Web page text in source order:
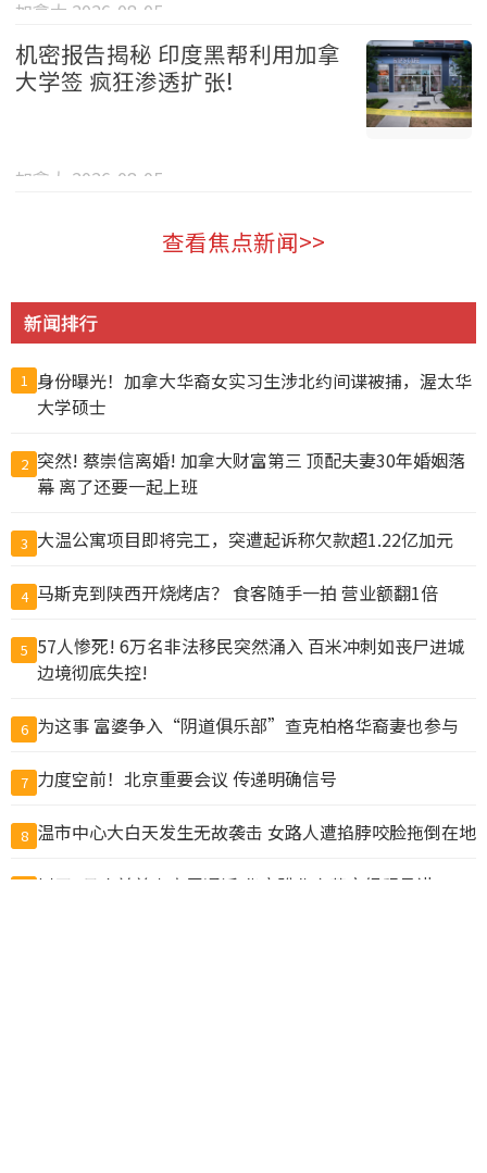
加拿大 2026-08-05
机密报告揭秘 印度黑帮利用加拿
大学签 疯狂渗透扩张!
加拿大 2026-08-05
查看焦点新闻>>
新闻排行
1 身份曝光！加拿大华裔女实习生涉北约间谍被捕，渥太华
大学硕士
2 突然! 蔡崇信离婚! 加拿大财富第三 顶配夫妻30年婚姻落
幕 离了还要一起上班
3 大温公寓项目即将完工，突遭起诉称欠款超1.22亿加元
4 马斯克到陕西开烧烤店？ 食客随手一拍 营业额翻1倍
5 57人惨死! 6万名非法移民突然涌入 百米冲刺如丧尸进城
边境彻底失控!
6 为这事 富婆争入“阴道俱乐部”查克柏格华裔妻也参与
7 力度空前！北京重要会议 传递明确信号
8 温市中心大白天发生无故袭击 女路人遭掐脖咬脸拖倒在地
川习9月会前美中高层通话 华府盼北京落实经贸承诺